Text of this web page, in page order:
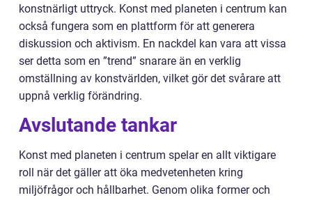
konstnärligt uttryck. Konst med planeten i centrum kan
också fungera som en plattform för att generera
diskussion och aktivism. En nackdel kan vara att vissa
ser detta som en ”trend” snarare än en verklig
omställning av konstvärlden, vilket gör det svårare att
uppnå verklig förändring.
Avslutande tankar
Konst med planeten i centrum spelar en allt viktigare
roll när det gäller att öka medvetenheten kring
miljöfrågor och hållbarhet. Genom olika former och